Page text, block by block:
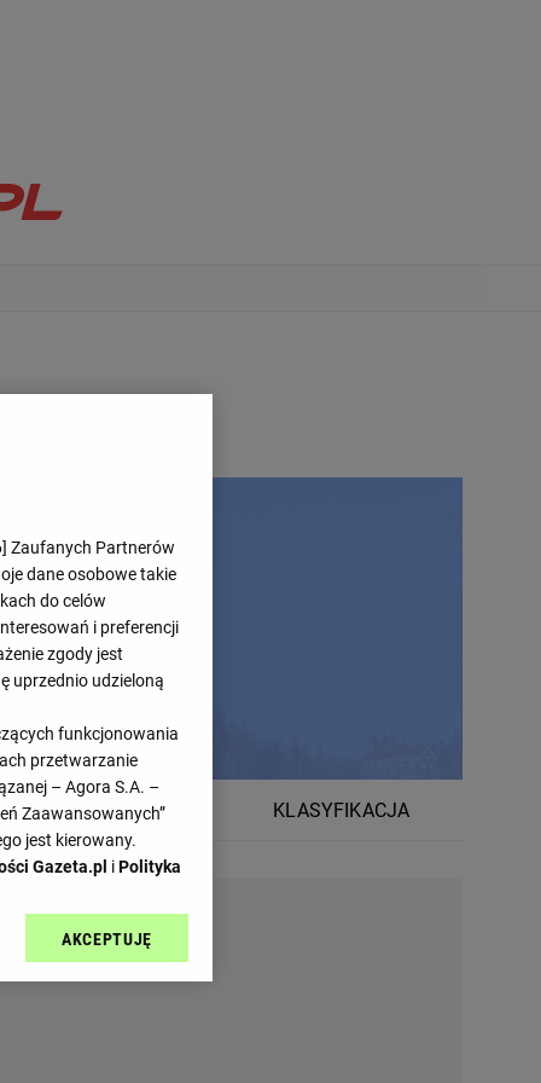
TERMINARZ KLASYFIKACJA
] Zaufanych Partnerów
dane osobowe takie
do celów
i preferencji
zgody jest
uprzednio udzieloną
funkcjonowania
przetwarzanie
– Agora S.A. –
Zaawansowanych”
jest kierowany.
Gazeta.pl iPolityka
sp. z o.o., jej
AKCEPTUJĘ